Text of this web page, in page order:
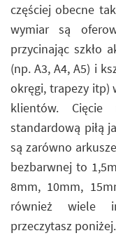
częściej obecne
wymiar są
przycinając szkło
(np. A3, A4, A5) i
okręgi, trapezy itp)
klientów. Cięcie
standardową piłą
są zarówno
bezbarwnej to
8mm, 10mm,
również wiele
przeczytasz poniżej.